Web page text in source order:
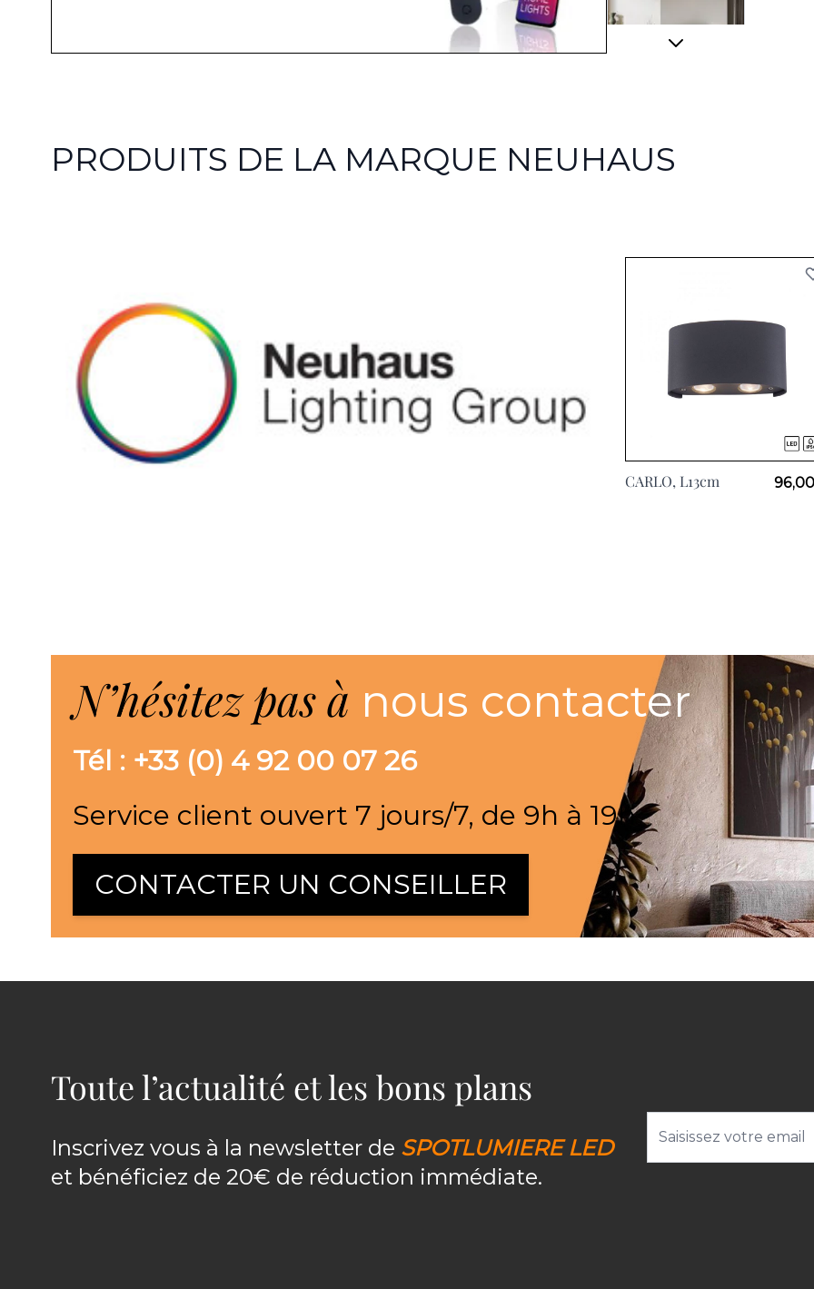
View larger image
PRODUITS DE LA MARQUE NEUHAUS
CARLO, L13cm
N’hésitez pas à nous contacter
Tél : +33 (0) 4 92 00 07 26
Service client ouvert 7 jours/7, de 9h à 19h
CONTACTER UN CONSEILLER
Toute l’actualité et les bons plans
Inscrivez vous à la newsletter de SPOTLUMIERE LED
et bénéficiez de 20€ de réduction immédiate.